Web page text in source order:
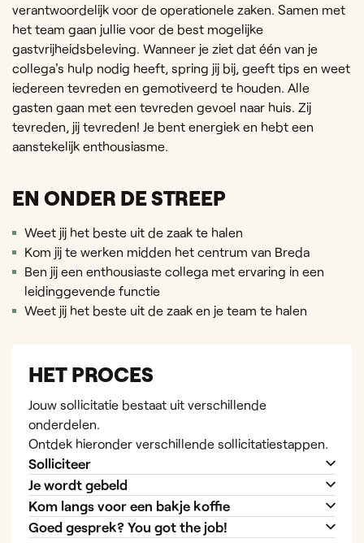
verantwoordelijk voor de operationele zaken. Samen met
het team gaan jullie voor de best mogelijke
gastvrijheidsbeleving. Wanneer je ziet dat één van je
collega's hulp nodig heeft, spring jij bij, geeft tips en weet
iedereen tevreden en gemotiveerd te houden. Alle
gasten gaan met een tevreden gevoel naar huis. Zij
tevreden, jij tevreden! Je bent energiek en hebt een
aanstekelijk enthousiasme.
EN ONDER DE STREEP
Weet jij het beste uit de zaak te halen
Kom jij te werken midden het centrum van Breda
Ben jij een enthousiaste collega met ervaring in een
leidinggevende functie
Weet jij het beste uit de zaak en je team te halen
HET PROCES
Jouw sollicitatie bestaat uit verschillende
onderdelen.
Ontdek hieronder verschillende sollicitatiestappen.
Solliciteer
Je wordt gebeld
Kom langs voor een bakje koffie
Goed gesprek? You got the job!